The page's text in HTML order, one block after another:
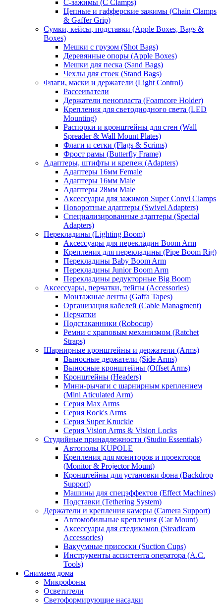
С-зажимы (C Clamps)
Цепные и гафферские зажимы (Chain Clamps
& Gaffer Grip)
Сумки, кейсы, подставки (Apple Boxes, Bags &
Boxes)
Мешки с грузом (Shot Bags)
Деревянные опоры (Apple Boxes)
Мешки для песка (Sand Bags)
Чехлы для стоек (Stand Bags)
Флаги, маски и держатели (Light Control)
Рассеиватели
Держатели пенопласта (Foamcore Holder)
Крепления для светодиодного света (LED
Mounting)
Распорки и кронштейны для стен (Wall
Spreader & Wall Mount Plates)
Флаги и сетки (Flags & Scrims)
Фрост рамы (Butterfly Frame)
Адаптеры, штифты и крепеж (Adapters)
Адаптеры 16мм Female
Адаптеры 16мм Male
Адаптеры 28мм Male
Аксессуары для зажимов Super Convi Clamps
Поворотные адаптеры (Swivel Adapters)
Специализированные адаптеры (Special
Adapters)
Перекладины (Lighting Boom)
Аксессуары для перекладин Boom Arm
Крепления для перекладины (Pipe Boom Rig)
Перекладины Baby Boom Arm
Перекладины Junior Boom Arm
Перекладины редукторные Big Boom
Аксессуары, перчатки, тейпы (Accessories)
Монтажные ленты (Gaffa Tapes)
Организация кабелей (Cable Managment)
Перчатки
Подстаканники (Robocup)
Ремни с храповым механизмом (Ratchet
Straps)
Шарнирные кронштейны и держатели (Arms)
Выносные держатели (Side Arms)
Выносные кронштейны (Offset Arms)
Кронштейны (Headers)
Мини-рычаги с шарнирным креплением
(Mini Aticulated Arm)
Серия Max Arms
Серия Rock's Arms
Серия Super Knuckle
Серия Vision Arms & Vision Locks
Студийные принадлежности (Studio Essentials)
Автополы KUPOLE
Крепления для мониторов и проекторов
(Monitor & Projector Mount)
Кронштейны для установки фона (Backdrop
Support)
Машины для спецэффектов (Effect Machines)
Подставки (Tethering System)
Держатели и крепления камеры (Camera Support)
Автомобильные крепления (Car Mount)
Аксессуары для стедикамов (Steadicam
Accessories)
Вакуумные присоски (Suction Cups)
Инструменты ассистента оператора (A.C.
Tools)
Снимаем дома
Микрофоны
Осветители
Светоформирующие насадки